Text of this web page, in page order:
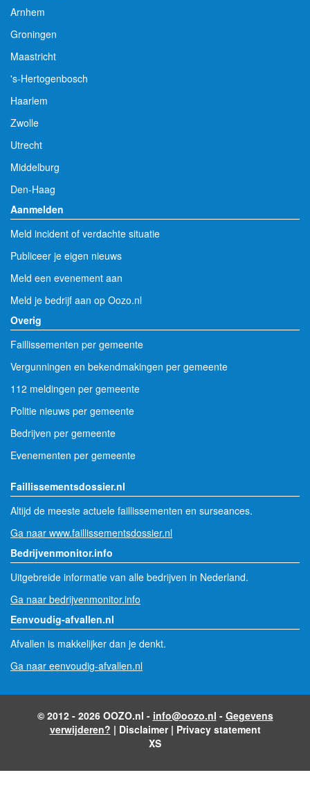
Arnhem
Groningen
Maastricht
's-Hertogenbosch
Haarlem
Zwolle
Utrecht
Middelburg
Den-Haag
Aanmelden
Meld incident of verdachte situatie
Publiceer je eigen nieuws
Meld een evenement aan
Meld je bedrijf aan op Oozo.nl
Overig
Faillissementen per gemeente
Vergunningen en bekendmakingen per gemeente
112 meldingen per gemeente
Politie nieuws per gemeente
Bedrijven per gemeente
Evenementen per gemeente
Faillissementsdossier.nl
Altijd de meeste actuele faillissementen en surseances.
Ga naar www.faillissementsdossier.nl
Bedrijvenmonitor.info
Uitgebreide informatie van alle bedrijven in Nederland.
Ga naar bedrijvenmonitor.info
Eenvoudig-afvallen.nl
Afvallen is makkelijker dan je denkt.
Ga naar eenvoudig-afvallen.nl
© 2012 - 2026 OOZO.nl - info@oozo.nl - Gegevens
verwijderen? | Disclaimer| Privacy statement
XS